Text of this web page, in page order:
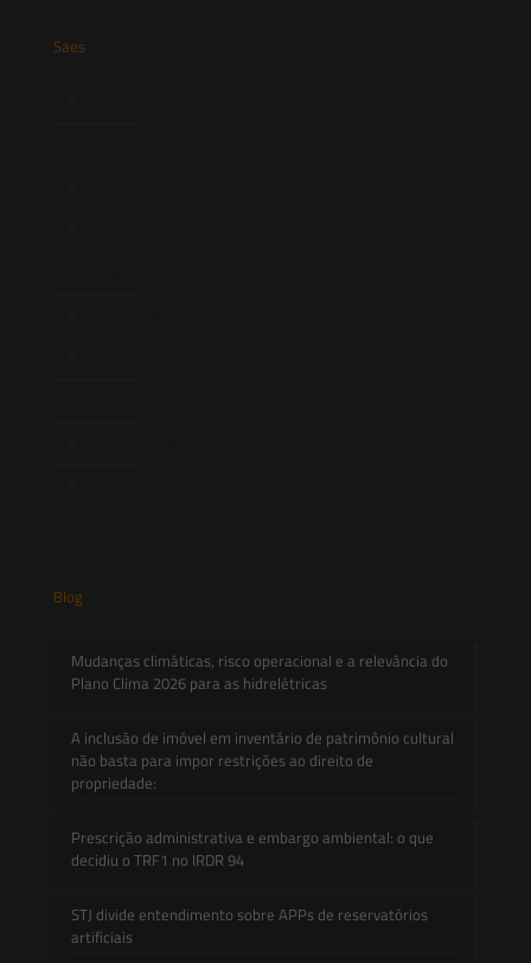
Saes
Blog
Mudanças climáticas, risco operacional e a relevância do
Plano Clima 2026 para as hidrelétricas
A inclusão de imóvel em inventário de patrimônio cultural
não basta para impor restrições ao direito de
propriedade:
Prescrição administrativa e embargo ambiental: o que
decidiu o TRF1 no IRDR 94
STJ divide entendimento sobre APPs de reservatórios
artificiais